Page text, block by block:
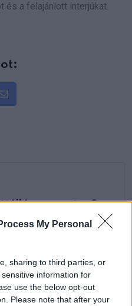
My Personal
sharing to third parties, or
information for
use the below opt-out
Please note that after your
és a felajánlott interjúkat.
Share
augusztus 8-
mérhetetlen
időszakban!